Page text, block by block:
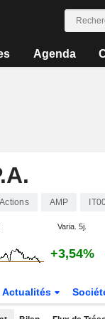
Agenda
Actions AMP
Varia. 5j.
+3,54%
Actualités